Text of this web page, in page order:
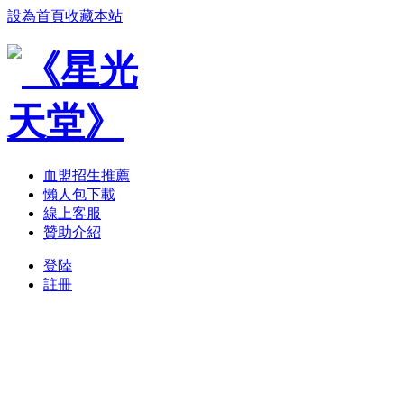
設為首頁收藏本站
血盟招生推薦
懶人包下載
線上客服
贊助介紹
登陸
註冊